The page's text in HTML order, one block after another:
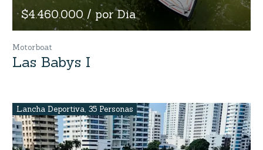
$4.460.000 / por Dia
Motorboat
Las Babys I
Lancha Deportiva, 35 Personas